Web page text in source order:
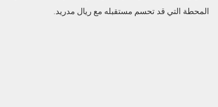
المحطة التي قد تحسم مستقبله مع ريال مدريد.